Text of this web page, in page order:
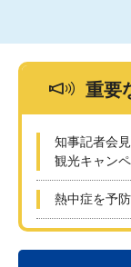
重要
知事記者会
観光キャン
熱中症を予